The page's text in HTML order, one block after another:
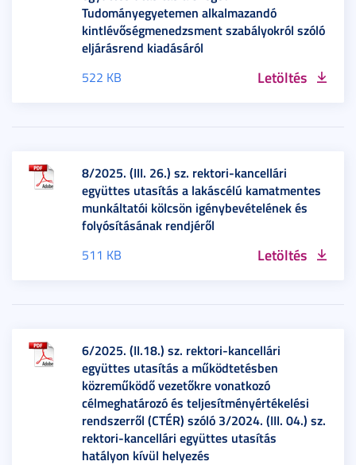
Tudományegyetemen alkalmazandó
kintlévőségmenedzsment szabályokról szóló
eljárásrend kiadásáról
522 KB Letöltés
8/2025. (III. 26.) sz. rektori-kancellári
együttes utasítás a lakáscélú kamatmentes
munkáltatói kölcsön igénybevételének és
folyósításának rendjéről
511 KB Letöltés
6/2025. (II.18.) sz. rektori-kancellári
együttes utasítás a működtetésben
közreműködő vezetőkre vonatkozó
célmeghatározó és teljesítményértékelési
rendszerről (CTÉR) szóló 3/2024. (III. 04.) sz.
rektori-kancellári együttes utasítás
hatályon kívül helyezés